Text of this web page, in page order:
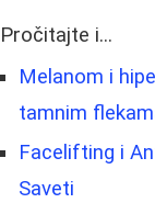
Pročitajte i...
Melanom i
tamnim
Facelifting i
Saveti